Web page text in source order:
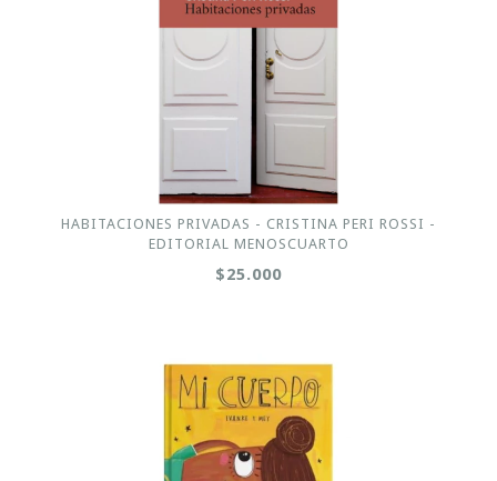
HABITACIONES PRIVADAS - CRISTINA PERI ROSSI -
EDITORIAL MENOSCUARTO
$25.000